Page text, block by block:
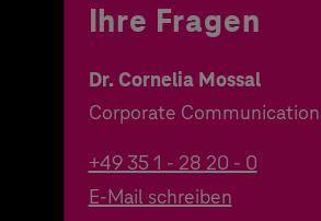
Ihre Fragen
Dr. Cornelia Mossal
Corporate Communication
+49 35 1 - 28 20 - 0
E-Mail schreiben